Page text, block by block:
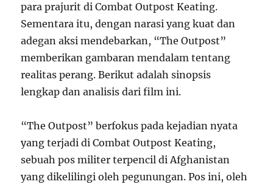
para prajurit di Combat Outpost Keating.
Sementara itu, dengan narasi yang kuat dan
adegan aksi mendebarkan, “The Outpost”
memberikan gambaran mendalam tentang
realitas perang. Berikut adalah sinopsis
lengkap dan analisis dari film ini.
“The Outpost” berfokus pada kejadian nyata
yang terjadi di Combat Outpost Keating,
sebuah pos militer terpencil di Afghanistan
yang dikelilingi oleh pegunungan. Pos ini, oleh